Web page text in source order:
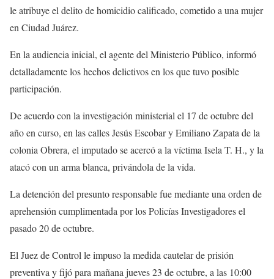
le atribuye el delito de homicidio calificado, cometido a una mujer
en Ciudad Juárez.
En la audiencia inicial, el agente del Ministerio Público, informó
detalladamente los hechos delictivos en los que tuvo posible
participación.
De acuerdo con la investigación ministerial el 17 de octubre del
año en curso, en las calles Jesús Escobar y Emiliano Zapata de la
colonia Obrera, el imputado se acercó a la víctima Isela T. H., y la
atacó con un arma blanca, privándola de la vida.
La detención del presunto responsable fue mediante una orden de
aprehensión cumplimentada por los Policías Investigadores el
pasado 20 de octubre.
El Juez de Control le impuso la medida cautelar de prisión
preventiva y fijó para mañana jueves 23 de octubre, a las 10:00